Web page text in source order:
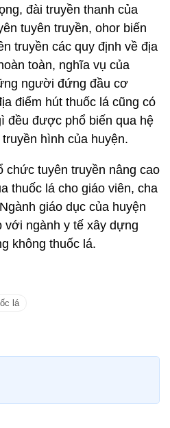
đài truyền thanh của
tuyên truyền, ohor biến
truyền các quy định về địa
toàn, nghĩa vụ của
người đứng đầu cơ
điểm hút thuốc lá cũng có
đều được phổ biến qua hệ
hình của huyện.
chức tuyên truyền nâng cao
thuốc lá cho giáo viên, cha
giáo dục của huyện
ngành y tế xây dựng
không thuốc lá.
lá